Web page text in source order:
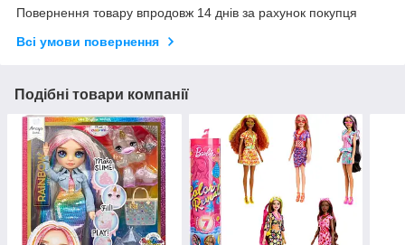
Повернення товару впродовж 14 днів за рахунок покупця
Всі умови повернення
Подібні товари компанії